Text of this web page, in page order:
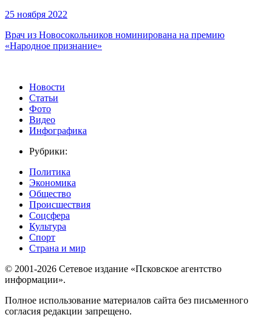
25 ноября 2022
Врач из Новосокольников номинирована на премию
«Народное признание»
Новости
Статьи
Фото
Видео
Инфографика
Рубрики:
Политика
Экономика
Общество
Происшествия
Соцсфера
Культура
Спорт
Страна и мир
© 2001-2026 Сетевое издание «Псковское агентство
информации».
Полное использование материалов сайта без письменного
согласия редакции запрещено.